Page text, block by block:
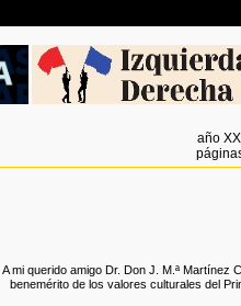
año
A mi querido amigo Dr. Don J. M.ª Martínez
benemérito de los valores culturales del